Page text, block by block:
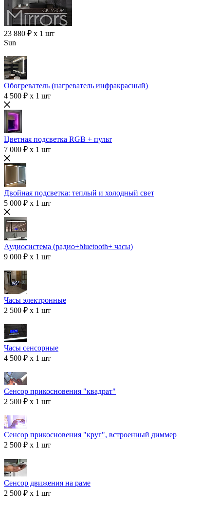
23 880 ₽ x 1 шт
Sun
Обогреватель (нагреватель инфракрасный)
4 500 ₽ x 1 шт
Цветная подсветка RGB + пульт
7 000 ₽ x 1 шт
Двойная подсветка: теплый и холодный свет
5 000 ₽ x 1 шт
Аудиосистема (радио+bluetooth+ часы)
9 000 ₽ x 1 шт
Часы электронные
2 500 ₽ x 1 шт
Часы сенсорные
4 500 ₽ x 1 шт
Сенсор прикосновения "квадрат"
2 500 ₽ x 1 шт
Сенсор прикосновения "круг", встроенный диммер
2 500 ₽ x 1 шт
Сенсор движения на раме
2 500 ₽ x 1 шт